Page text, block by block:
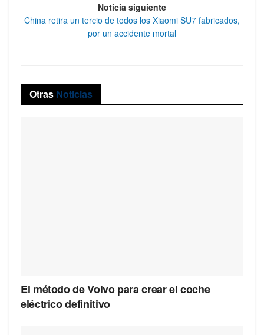
Noticia siguiente
China retira un tercio de todos los Xiaomi SU7 fabricados,
por un accidente mortal
Otras Noticias
El método de Volvo para crear el coche
eléctrico definitivo